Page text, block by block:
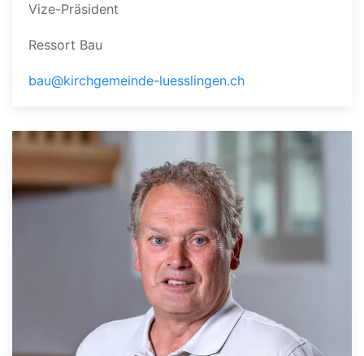
Vize-Präsident
Ressort Bau
bau@kirchgemeinde-luesslingen.ch